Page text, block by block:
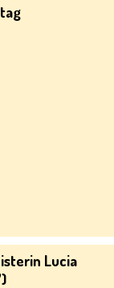
stellt
Lucia